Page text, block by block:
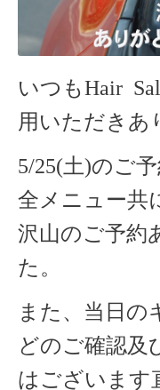
いつもHair
用いただきあ
5/25(土)のご
全メニュー共
沢山のご予約
た。
また、当日の
どのご確認及
はございます